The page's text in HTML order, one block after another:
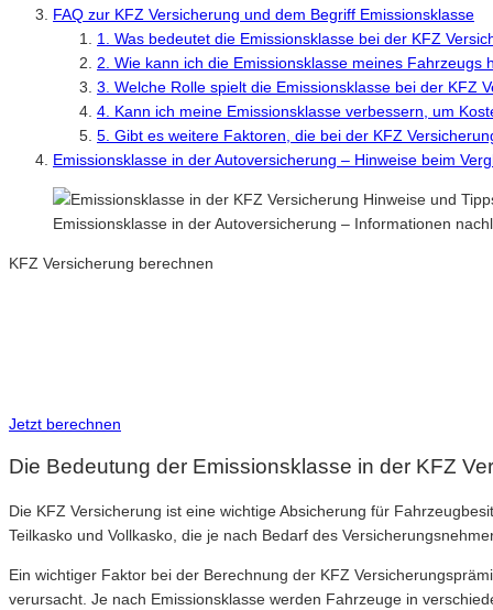
FAQ zur KFZ Versicherung und dem Begriff Emissionsklasse
1. Was bedeutet die Emissionsklasse bei der KFZ
2. Wie kann ich die Emissionsklasse meines Fahrzeugs
3. Welche Rolle spielt die Emissionsklasse bei der KFZ
4. Kann ich meine Emissionsklasse verbessern, um
5. Gibt es weitere Faktoren, die bei der KFZ
Emissionsklasse in der Autoversicherung – Hinweise beim
Emissionsklasse in der Autoversicherung – Informationen
KFZ Versicherung berechnen
Jetzt berechnen
Die Bedeutung der Emissionsklasse in der KFZ
Die KFZ Versicherung ist eine wichtige Absicherung für
Teilkasko und Vollkasko, die je nach Bedarf des
Ein wichtiger Faktor bei der Berechnung der KFZ
verursacht. Je nach Emissionsklasse werden Fahrzeuge in